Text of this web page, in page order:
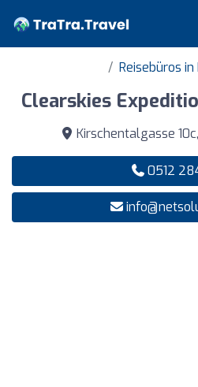
Reisebüros
Clearskies
Kirschentalgasse
0512